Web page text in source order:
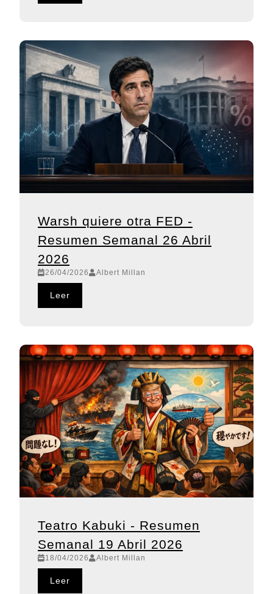
Warsh quiere otra FED -
Resumen Semanal 26 Abril
2026
26/04/2026 Albert Millan
Leer
Teatro Kabuki - Resumen
Semanal 19 Abril 2026
18/04/2026 Albert Millan
Leer